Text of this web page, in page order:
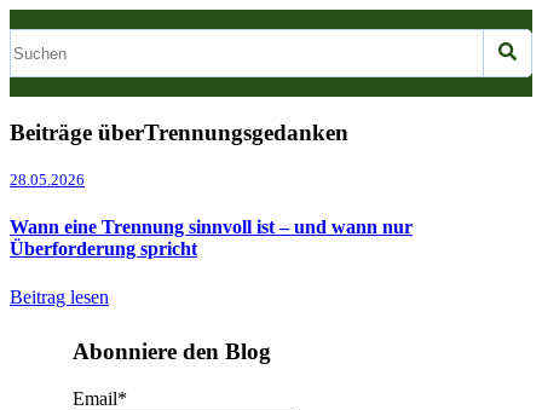
Beiträge überTrennungsgedanken
28.05.2026
Wann eine Trennung sinnvoll ist – und wann nur
Überforderung spricht
Beitrag lesen
Abonniere den Blog
Email*